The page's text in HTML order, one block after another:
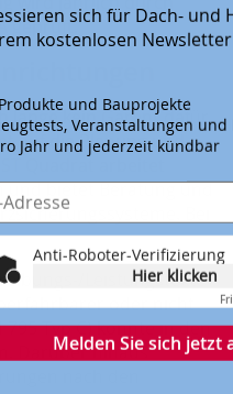
geprüft.
lange kein Garant dafür,
auf die Planung und
Quadrat arbeitet
und bietet Beratung und
Bei
Leistungstexte
oder nicht
Typ C) konnte in den
Darüber hinaus
nach den
sich für Dach- und
kostenlosen
und Bauprojekte
Veranstaltungen und
Jahr und jederzeit kündbar
Anti-Roboter-Verifizierung
Hier klicken
Melden Sie sich jetzt